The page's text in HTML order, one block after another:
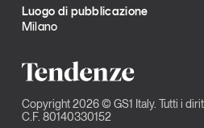
Luogo di pubblicazione
Milano
Copyright 2026 © GS1 Italy. Tutti i
C.F. 80140330152